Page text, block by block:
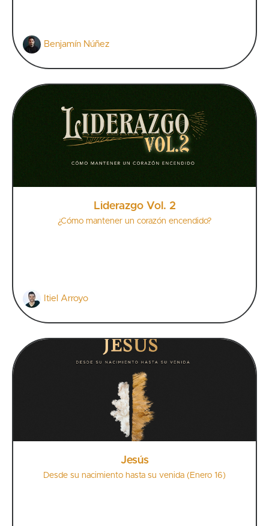
Benjamín Núñez
Liderazgo Vol. 2
¿Cómo mantener un corazón encendido?
Itiel Arroyo
Jesús
Desde su nacimiento hasta su venida (Enero 16)